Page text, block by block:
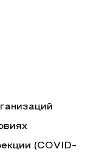
(COVID-